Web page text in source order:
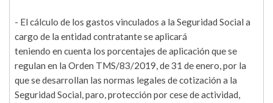
- El cálculo de los gastos vinculados a la Seguridad Social a
cargo de la entidad contratante se aplicará
teniendo en cuenta los porcentajes de aplicación que se
regulan en la Orden TMS/83/2019, de 31 de enero, por la
que se desarrollan las normas legales de cotización a la
Seguridad Social, paro, protección por cese de actividad,